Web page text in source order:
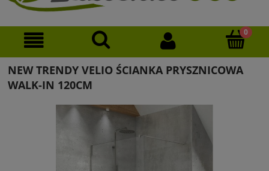
NEW TRENDY VELIO ŚCIANKA PRYSZNICOWA
WALK-IN 120CM